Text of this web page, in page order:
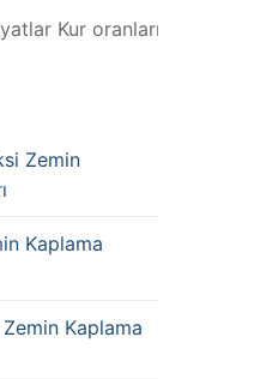
oranlarına göre
Zemin
Kaplama
Kaplama